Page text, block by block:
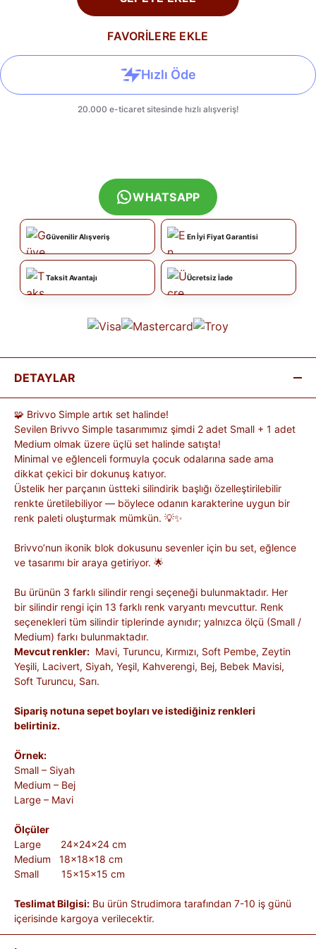
FAVORİLERE EKLE
WHATSAPP
Güvenilir Alışveriş En İyi Fiyat Garantisi
Taksit Avantajı Ücretsiz İade
DETAYLAR
🧩 Brivvo Simple artık set halinde!
Sevilen Brivvo Simple tasarımımız şimdi 2 adet Small + 1 adet
Medium olmak üzere üçlü set halinde satışta!
Minimal ve eğlenceli formuyla çocuk odalarına sade ama
dikkat çekici bir dokunuş katıyor.
Üstelik her parçanın üstteki silindirik başlığı özelleştirilebilir
renkte üretilebiliyor — böylece odanın karakterine uygun bir
renk paleti oluşturmak mümkün. 💡✨
Brivvo’nun ikonik blok dokusunu sevenler için bu set, eğlence
ve tasarımı bir araya getiriyor. 🌟
Bu ürünün 3 farklı silindir rengi seçeneği bulunmaktadır. Her
bir silindir rengi için 13 farklı renk varyantı mevcuttur. Renk
seçenekleri tüm silindir tiplerinde aynıdır; yalnızca ölçü (Small /
Medium) farkı bulunmaktadır.
Mevcut renkler: Mavi, Turuncu, Kırmızı, Soft Pembe, Zeytin
Yeşili, Lacivert, Siyah, Yeşil, Kahverengi, Bej, Bebek Mavisi,
Soft Turuncu, Sarı.
Sipariş notuna sepet boyları ve istediğiniz renkleri
belirtiniz.
Örnek:
Small – Siyah
Medium – Bej
Large – Mavi
Ölçüler
Large 24x24x24 cm
Medium 18x18x18 cm
Small 15x15x15 cm
Teslimat Bilgisi: Bu ürün Strudimora tarafından 7-10 iş günü
içerisinde kargoya verilecektir.